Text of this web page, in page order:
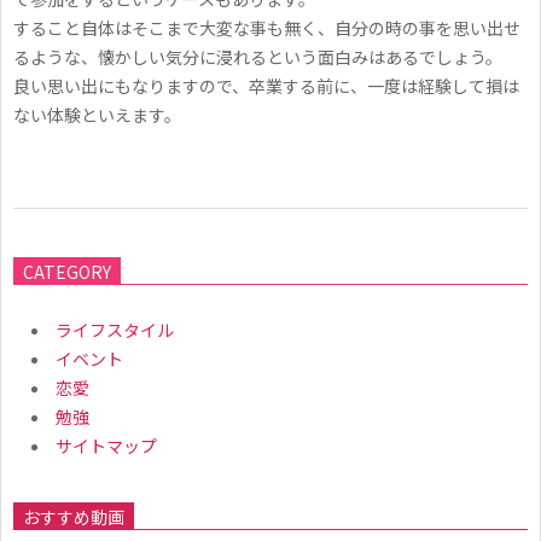
すること自体はそこまで大変な事も無く、自分の時の事を思い出せ
るような、懐かしい気分に浸れるという面白みはあるでしょう。
良い思い出にもなりますので、卒業する前に、一度は経験して損は
ない体験といえます。
04-
27CATEGORY
ライフスタイル
イベント
恋愛
勉強
サイトマップ
おすすめ動画